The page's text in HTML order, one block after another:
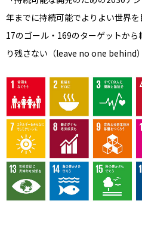
年までに持続可能でよりよい世界を
17のゴール・169のターゲットか
り残さない（leave no one behind